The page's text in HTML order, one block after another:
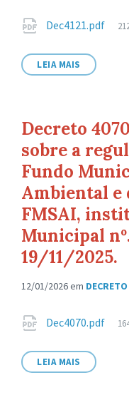
Anexos
Dec4121.pdf
LEIA MAIS
Decreto
sobre a
Fundo
Ambiental
FMSAI,
Municipal
19/11/2025.
12/01/2026em DECRETO
Anexos
Dec4070.pdf
LEIA MAIS